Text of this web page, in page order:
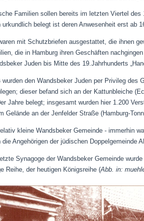
Familien sollen bereits im letzten Viertel
urkundlich belegt ist deren Anwesenheit erst ab
mit Schutzbriefen ausgestattet, die ihnen
die in Hamburg ihren Geschäften
Juden bis Mitte des 19.Jahrhunderts
wurden den Wandsbeker Juden per Privileg des
dieser befand sich an der Kattunbleiche
Jahre belegt; insgesamt wurden hier 1.200
Gelände an der Jenfelder Straße (Hamburg-
kleine Wandsbeker Gemeinde - immerhin
die Angehörigen der jüdischen Doppelgemeinde
Synagoge der Wandsbeker Gemeinde
Reihe, der heutigen Königsreihe (Abb. in: